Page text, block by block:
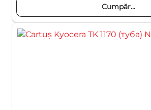
Cumpăr...